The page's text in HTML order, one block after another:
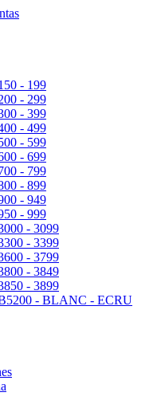
- 199
- 299
- 399
- 499
- 599
- 699
- 799
- 899
- 949
- 999
- 3099
- 3399
- 3799
- 3849
- 3899
- BLANC - ECRU